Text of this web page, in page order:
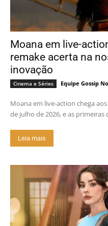
Moana em live-
remake acerta na
inovação
Cinema e Séries Equipe Gossip
Moana em live-action chega
de julho de 2026, e as
Leia mais